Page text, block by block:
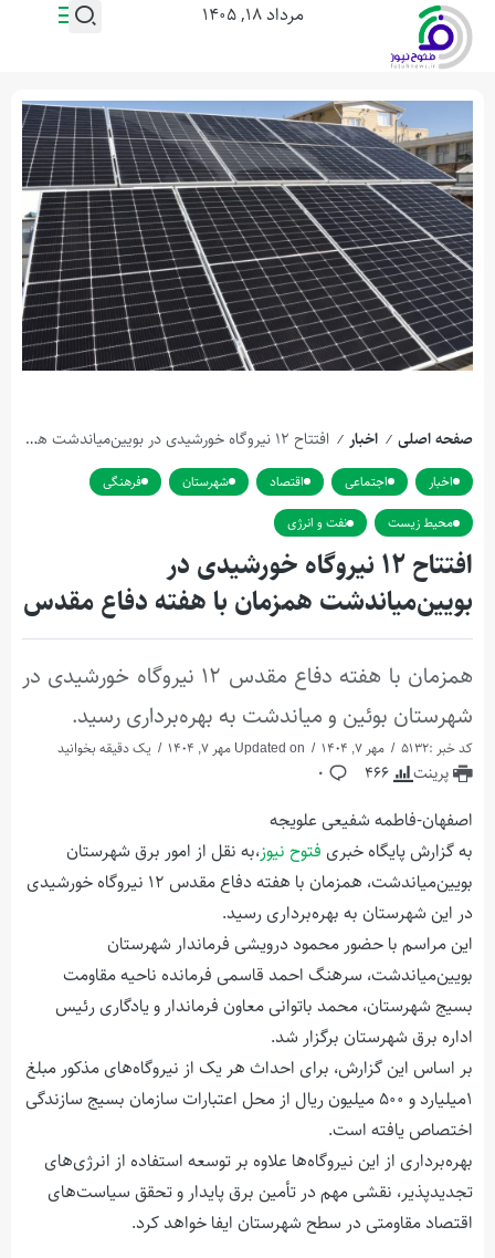
مرداد ۱۸, ۱۴۰۵
صفحه اصلی / اخبار / افتتاح ۱۲ نیروگاه خورشیدی در بویین‌میاندشت همزمان با هفته دفاع مقدس
اخبار اجتماعی اقتصاد شهرستان
فرهنگی
محیط زیست
نفت و انرژی
افتتاح ۱۲ نیروگاه خورشیدی در
بویین‌میاندشت همزمان با هفته دفاع مقدس
همزمان با هفته دفاع مقدس ۱۲ نیروگاه خورشیدی در
شهرستان بوئین و میاندشت به بهره‌برداری رسید.
کد خبر :5132 مهر 7, 1404 یک دقیقه بخوانید
پرینت 466
0
اصفهان-فاطمه شفیعی علویجه
به گزارش پایگاه خبری فتوح نیوز،به نقل از امور برق شهرستان
بویین‌میاندشت، همزمان با هفته دفاع مقدس ۱۲ نیروگاه خورشیدی
در این شهرستان به بهره‌برداری رسید.
این مراسم با حضور محمود درویشی فرماندار شهرستان
بویین‌میاندشت، سرهنگ احمد قاسمی فرمانده ناحیه مقاومت
بسیج شهرستان، محمد باتوانی معاون فرماندار و یادگاری رئیس
اداره برق شهرستان برگزار شد.
بر اساس این گزارش، برای احداث هر یک از نیروگاه‌های مذکور مبلغ
۱میلیارد و ۵۰۰ میلیون ریال از محل اعتبارات سازمان بسیج سازندگی
اختصاص یافته است.
بهره‌برداری از این نیروگاه‌ها علاوه بر توسعه استفاده از انرژی‌های
تجدیدپذیر، نقشی مهم در تأمین برق پایدار و تحقق سیاست‌های
اقتصاد مقاومتی در سطح شهرستان ایفا خواهد کرد.